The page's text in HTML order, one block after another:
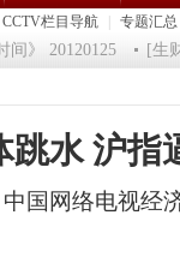
CCTV栏目导航 专题汇总
20120125 [生财有
水 沪指
国网络电视经